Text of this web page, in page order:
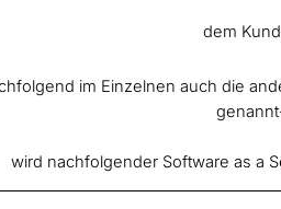
dem
im Einzelnen auch die
wird nachfolgender Software as a